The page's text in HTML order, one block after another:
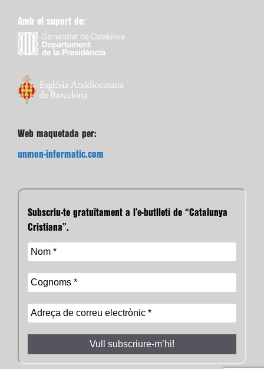
Amb el suport de:
Web maquetada per:
unmon-informatic.com
Subscriu-te gratuïtament a l’e-butlletí de “Catalunya
Cristiana”.